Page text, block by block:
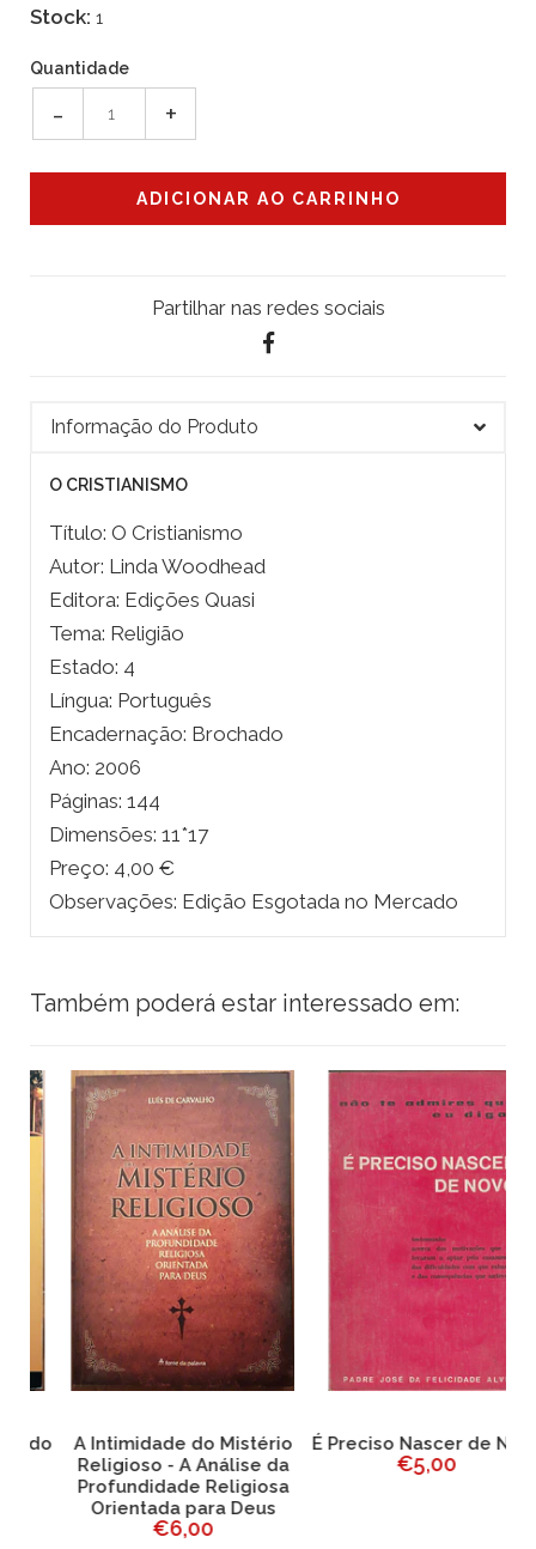
Stock: 1
Quantidade
- +
Partilhar nas redes sociais
Informação do Produto
O CRISTIANISMO
Título: O Cristianismo
Autor: Linda Woodhead
Editora: Edições Quasi
Tema: Religião
Estado: 4
Língua: Português
Encadernação: Brochado
Ano: 2006
Páginas: 144
Dimensões: 11*17
Preço: 4,00 €
Observações: Edição Esgotada no Mercado
Também poderá estar interessado em:
A Intimidade do Mistério
Religioso - A Análise da
Profundidade Religiosa
Orientada para Deus
€6,00
É Preciso Nascer de Novo
€5,00